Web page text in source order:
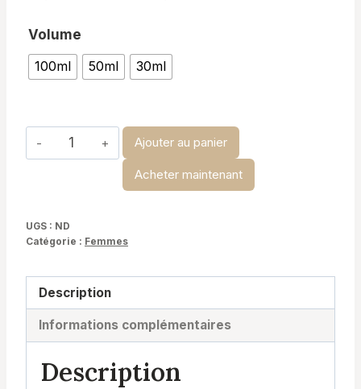
Volume
100ml
50ml 30ml
quantité
de
Victoria’s
secret
Ajouter au panier
Acheter maintenant
UGS : ND
Catégorie : Femmes
Description
Informations complémentaires
Description